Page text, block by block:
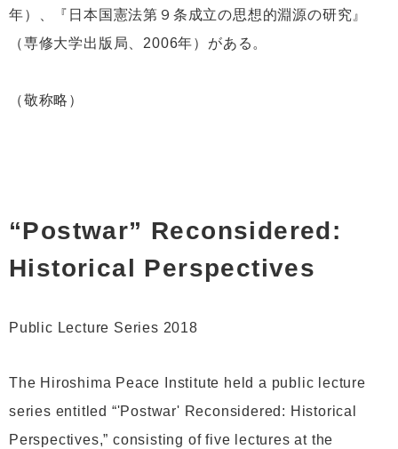
年）、『日本国憲法第９条成立の思想的淵源の研究』
（専修大学出版局、2006年）がある。
（敬称略）
“Postwar” Reconsidered:
Historical Perspectives
Public Lecture Series 2018
The Hiroshima Peace Institute held a public lecture
series entitled “'Postwar' Reconsidered: Historical
Perspectives,” consisting of five lectures at the